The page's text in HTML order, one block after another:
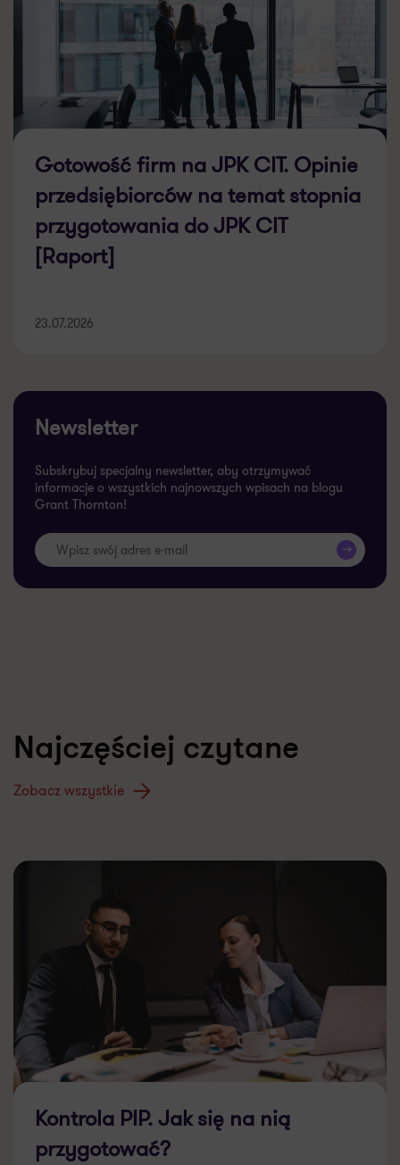
Gotowość firm na JPK CIT. Opinie
przedsiębiorców na temat stopnia
przygotowania do JPK CIT
[Raport]
23.07.2026
Newsletter
Subskrybuj specjalny newsletter, aby otrzymywać
informacje o wszystkich najnowszych wpisach na blogu
Grant Thornton!
>>
Najczęściej czytane
Zobacz wszystkie
Kontrola PIP. Jak się na nią
przygotować?